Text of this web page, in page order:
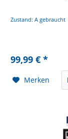
Zustand: A gebraucht
99,99 € *
Merken